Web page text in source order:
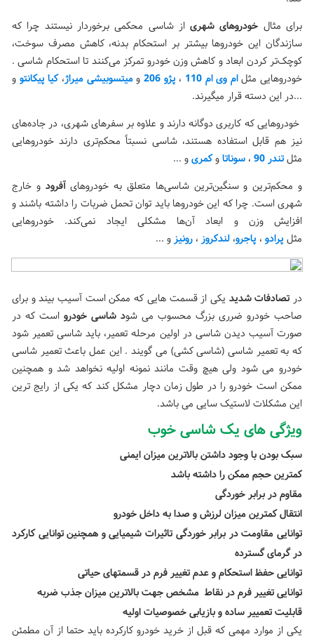
برای مثال خودروهای شهریاز شاسی محکمی برخوردار نیستند چرا که
سازندگان این خودروها بیشتر بر استحکام بدنه، کاهش مصرف سوخت،
کوچک‌تر کردن ابعاد و کاهش وزن خودرو تمرکز می‌کنند تا استحکام شاسی .
خودروهایی مثلام وی ام 110 ، پژو 206 و میتسوبیشی میراژ، کیا پیکانتو و
...در این دسته قرار میگیرند.
خودروهایی که کاربری دوگانه دارند و علاوه بر سفرهای شهری، در جاده‌های
نیز هم قابل استفاده هستند، شاسی نسبتاً محکم‌تری دارند خودروهایی
مثلتندر 90 ، سوناتاوکمریو ...
و محکم‌ترین و سنگین‌ترین شاسی‌ها متعلق به خودروهایآفرودو خارج
شهری است. چرا که این خودروها باید توان تحمل ضربات را داشته باشند و
افزایش وزن و ابعاد آن‌ها مشکلی ایجاد نمی‌کند. خودروهایی
مثل پرادو ، پاجرو، لندکروز ، رونیز و ...
در تصادفات شدید یکی از قسمت هایی که ممکن است آسیب بیند و برای
صاحب خودرو ضرری بزرگ محسوب می شود شاسی خودرو است که در
صورت آسیب دیدن شاسی در اولین مرحله تعمیر، باید شاسی تعمیر شود
که به تعمیر شاسی (شاسی کشی) می گویند . این عمل باعث تعمیر شاسی
خودرو می شود ولی هیچ وقت مانند نمونه اولیه نخواهد شد و همچنین
ممکن است خودرو را در طول زمان دچار مشکل کند که یکی از رایج ترین
این مشکلات لاستیک سایی می باشد.
ویژگی های یک شاسی خوب
سبک بودن با وجود داشتن بالاترین میزان ایمنی
کمترین حجم ممکن را داشته باشد
مقاوم در برابر خوردگی
انتقال کمترین میزان لرزش و صدا به داخل خودرو
توانایی مقاومت در برابر خوردگی تاثیرات شیمیایی و همچنین توانایی کارکرد
در گرمایگسترده
توانایی حفظ استحکام و عدم تغییر فرم در قسمتهای حیاتی
توانایی تغییر فرم در نقاط مشخص جهت بالاترین میزان جذب ضربه
قابلیت تعمییر ساده و بازیابی خصوصیات اولیه
یکی از موارد مهمی که قبل از خرید خودرو کارکرده باید حتما از آن مطمئن